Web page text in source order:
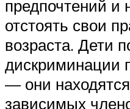
предпочтений и
отстоять свои
возраста. Дети
дискриминации
— они
зависимых